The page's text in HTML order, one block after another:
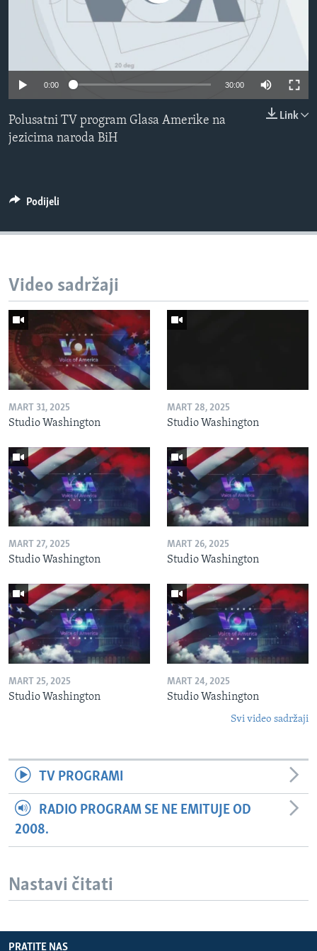
MAGAZIN
O GLASU AMERIKE
PRATITE NAS
0:00 30:00
Link
Polusatni TV program Glasa Amerike na
jezicima naroda BiH
Podijeli
Video sadržaji
MART 31, 2025
Studio Washington
MART 28, 2025
Studio Washington
MART 27, 2025
Studio Washington
MART 26, 2025
Studio Washington
MART 25, 2025
Studio Washington
MART 24, 2025
Studio Washington
Svi video sadržaji
TV PROGRAMI
RADIO PROGRAM SE NE EMITUJE OD
2008.
Nastavi čitati
PRATITE NAS